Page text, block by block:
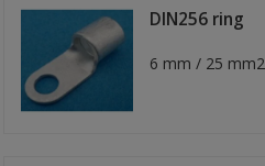
DIN256 ring
kabelschoen
6 mm / 25 mm2